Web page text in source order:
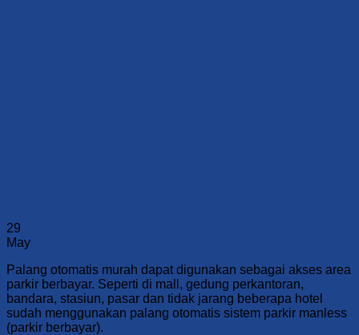
29
May
Palang otomatis murah dapat digunakan sebagai akses area
parkir berbayar. Seperti di mall, gedung perkantoran,
bandara, stasiun, pasar dan tidak jarang beberapa hotel
sudah menggunakan palang otomatis sistem parkir manless
(parkir berbayar).